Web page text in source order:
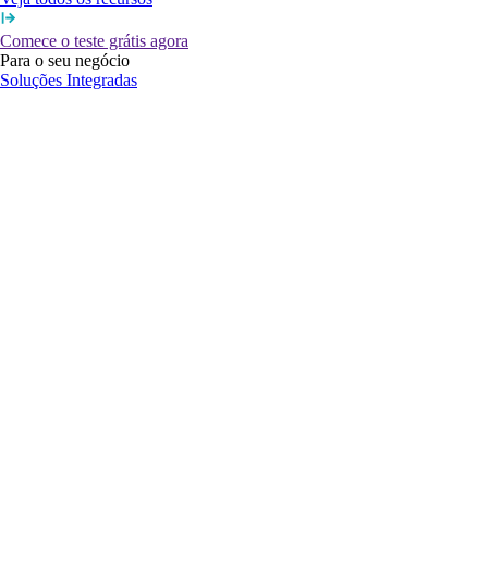
Comece o teste grátis agora
Para o seu negócio
Soluções Integradas